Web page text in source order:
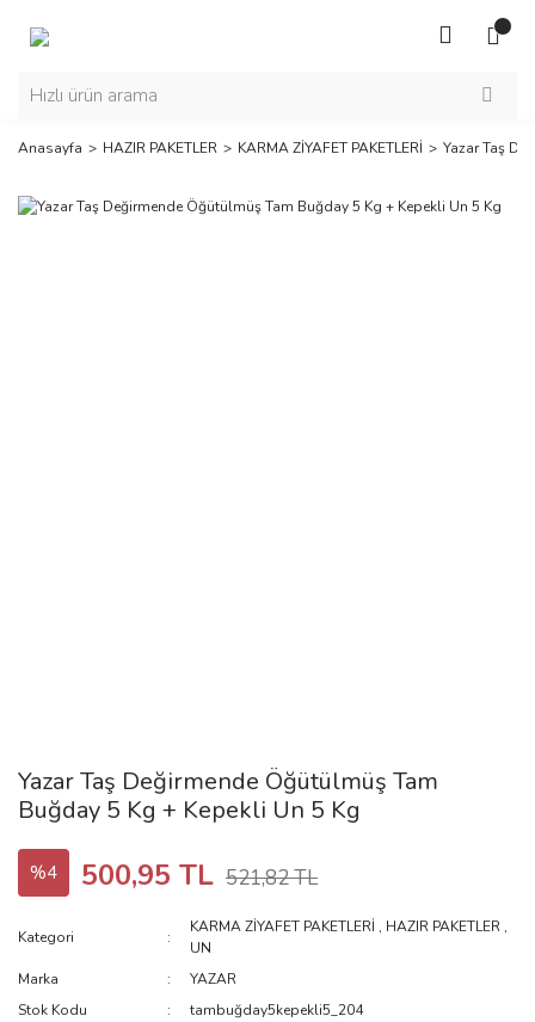
Anasayfa HAZIR PAKETLER KARMA ZİYAFET PAKETLERİ Yazar Taş
Yazar Taş Değirmende Öğütülmüş Tam
Buğday 5 Kg + Kepekli Un 5 Kg
%4 500,95 TL 521,82 TL
Kategori
KARMA ZİYAFET PAKETLERİ , HAZIR PAKETLER ,
UN
Marka
YAZAR
Stok Kodu
tambuğday5kepekli5_204